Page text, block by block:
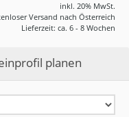
inkl. 20% MwSt.
Versand nach Österreich
Lieferzeit: ca. 6 - 8 Wochen
planen